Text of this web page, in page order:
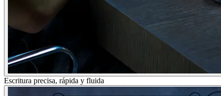
Escritura precisa, rápida y fluida